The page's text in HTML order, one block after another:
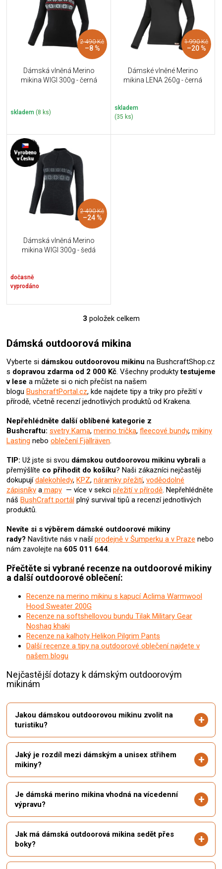
2 490 Kč
–8 %
Dámská vlněná Merino
mikina WIGI 300g - černá
skladem (8 ks)
1 990 Kč
–20 %
Dámské vlněné Merino
mikina LENA 260g - černá
skladem
(35 ks)
2 490 Kč
–24 %
Dámská vlněná Merino
mikina WIGI 300g - šedá
dočasně
vyprodáno
O
l
d
a
c
í
p
r
v
k
y
v
p
i
s
u
3 položek celkem
Dámská outdoorová mikina
Vyberte si dámskou outdoorovou mikinu na BushcraftShop.cz
s dopravou zdarma od 2 000 Kč. Všechny produktytestujeme
v lese a můžete si o nich přečíst na našem
blogu BushcraftPortal.cz, kde najdete tipy a triky pro přežití v
přírodě, včetně recenzí jednotlivých produktů od Krakena.
Nepřehlédněte další oblíbené kategorie z
Bushcraftu: svetry Kama, merino trička, fleecové bundy, mikiny
Lasting nebo oblečení Fjällräven.
TIP: Už jste si svou dámskou outdoorovou mikinu vybrali a
přemýšlíte co přihodit do košíku? Naši zákazníci nejčastěji
dokupujídalekohledy, KPZ, náramky přežití, voděodolné
zápisníky a mapy — více v sekci přežití v přírodě. Nepřehlédněte
náš BushCraft portál plný survival tipů a recenzí jednotlivých
produktů.
Nevíte si s výběrem dámské outdoorové mikiny
rady? Navštivte nás v našíprodejně v Šumperku a v Praze nebo
nám zavolejte na 605 011 644.
Přečtěte si vybrané recenze na outdoorové mikiny
a další outdoorové oblečení:
Recenze na merino mikinu s kapucí Aclima Warmwool
Hood Sweater 200G
Recenze na softshellovou bundu Tilak Military Gear
Noshaq khaki
Recenze na kalhoty Helikon Pilgrim Pants
Další recenze a tipy na outdoorové oblečení najdete v
našem blogu
Nejčastější dotazy k dámským outdoorovým
mikinám
Jakou dámskou outdoorovou mikinu zvolit na
turistiku?
Jaký je rozdíl mezi dámským a unisex střihem
mikiny?
Je dámská merino mikina vhodná na vícedenní
výpravu?
Jak má dámská outdoorová mikina sedět přes
boky?